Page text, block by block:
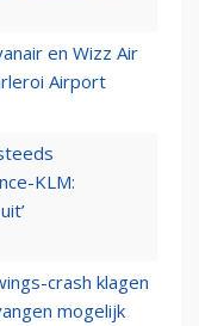
en Wizz Air
Airport
KLM:
crash klagen
mogelijk